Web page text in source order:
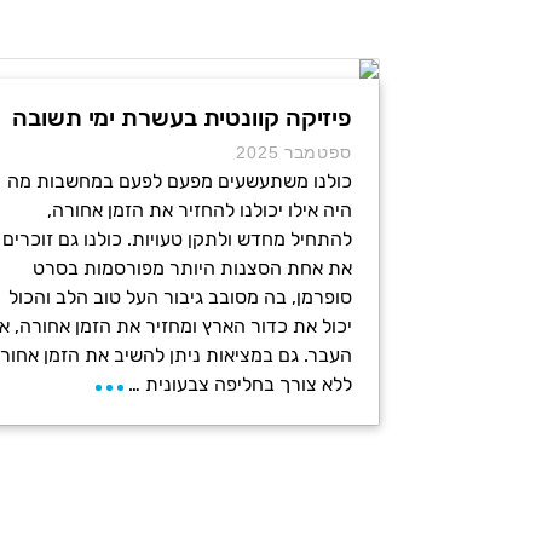
פיזיקה קוונטית בעשרת ימי תשובה
ספטמבר 2025
כולנו משתעשעים מפעם לפעם במחשבות מה
היה אילו יכולנו להחזיר את הזמן אחורה,
להתחיל מחדש ולתקן טעויות. כולנו גם זוכרים
את אחת הסצנות היותר מפורסמות בסרט
סופרמן, בה מסובב גיבור העל טוב הלב והכול
יכול את כדור הארץ ומחזיר את הזמן אחורה,
העבר. גם במציאות ניתן להשיב את הזמן
ללא צורך בחליפה צבעונית …